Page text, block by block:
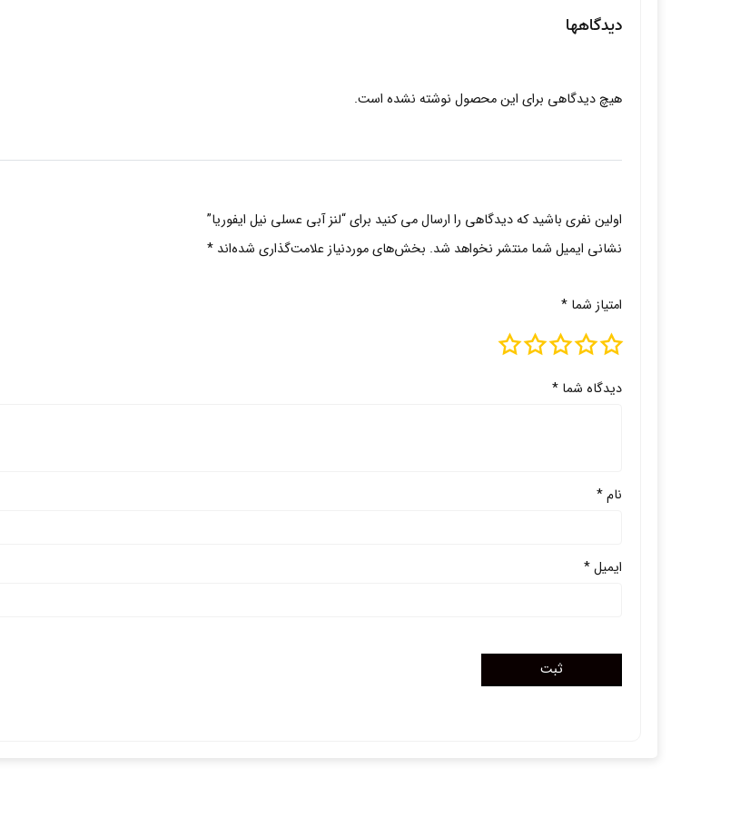
دیدگاهها
هیچ دیدگاهی برای این محصول نوشته نشده است.
اولین نفری باشید که دیدگاهی را ارسال می کنید برای “لنز آبی عسلی نیل ایفوریا”
نشانی ایمیل شما منتشر نخواهد شد. بخش‌های موردنیاز علامت‌گذاری شده‌اند *
امتیاز شما *
دیدگاه شما *
نام*
ایمیل*